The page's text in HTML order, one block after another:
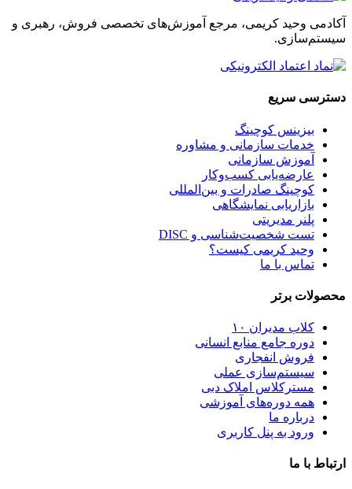
آکادمی وحید کریمی، مرجع آموزش‌های تخصصی فروش، رهبری و
سیستم‌سازی.
دسترسی سریع
بیزینس کوچینگ
خدمات سازمانی و مشاوره
آموزش سازمانی
عارضه‌یابی کسب‌وکار
کوچینگ صادرات و بین‌المللی
بازاریابی نمایشگاهی
پلنر مدیریتی
تست شخصیت‌شناسی و DISC
وحید کریمی کیست؟
تماس با ما
محصولات برتر
کلاب مدیران ۱۰
دوره جامع منابع انسانی
فروش انفجاری
سیستم‌سازی عملی
مسترکلاس املاک دبی
همه دوره‌های آموزشی
درباره ما
ورود به پنل کاربری
ارتباط با ما